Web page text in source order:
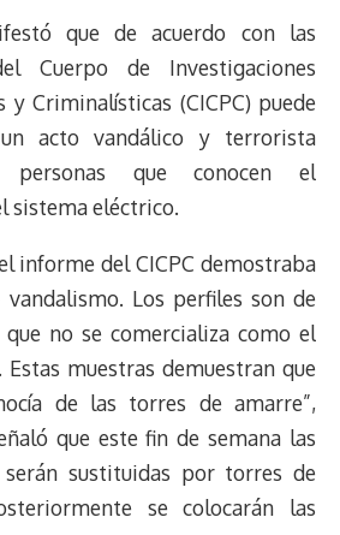
que de acuerdo con las
Cuerpo de Investigaciones
y Criminalísticas (CICPC) puede
acto vandálico y terrorista
personas que conocen el
sistema eléctrico.
informe del CICPC demostraba
Los perfiles son de
que no se comercializa como el
muestras demuestran que
de las torres de amarre”,
que este fin de semana las
sustituidas por torres de
se colocarán las